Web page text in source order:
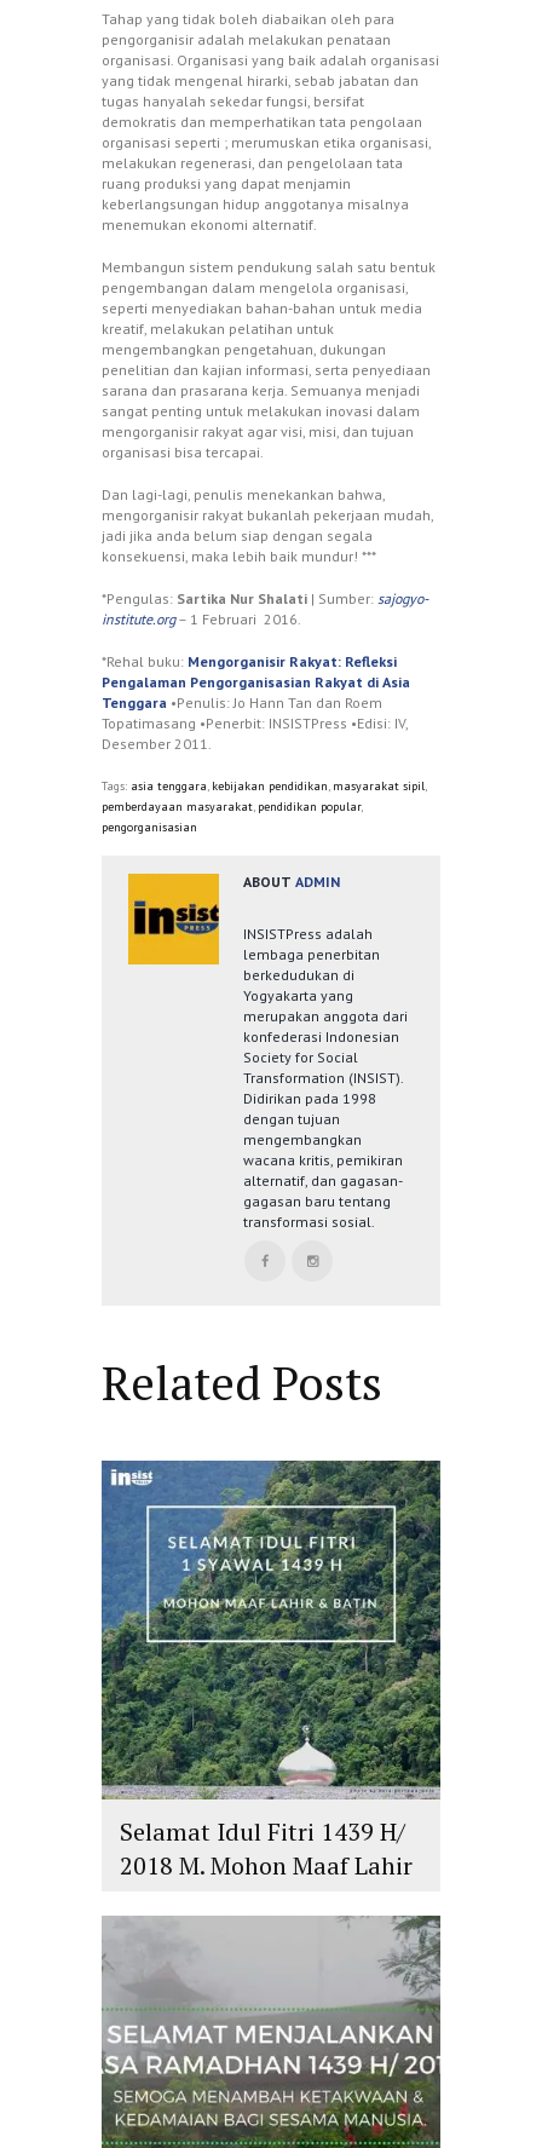
Tahap yang tidak boleh diabaikan oleh para
pengorganisir adalah melakukan penataan
organisasi. Organisasi yang baik adalah organisasi
yang tidak mengenal hirarki, sebab jabatan dan
tugas hanyalah sekedar fungsi, bersifat
demokratis dan memperhatikan tata pengolaan
organisasi seperti ; merumuskan etika organisasi,
melakukan regenerasi, dan pengelolaan tata
ruang produksi yang dapat menjamin
keberlangsungan hidup anggotanya misalnya
menemukan ekonomi alternatif.
Membangun sistem pendukung salah satu bentuk
pengembangan dalam mengelola organisasi,
seperti menyediakan bahan-bahan untuk media
kreatif, melakukan pelatihan untuk
mengembangkan pengetahuan, dukungan
penelitian dan kajian informasi, serta penyediaan
sarana dan prasarana kerja. Semuanya menjadi
sangat penting untuk melakukan inovasi dalam
mengorganisir rakyat agar visi, misi, dan tujuan
organisasi bisa tercapai.
Dan lagi-lagi, penulis menekankan bahwa,
mengorganisir rakyat bukanlah pekerjaan mudah,
jadi jika anda belum siap dengan segala
konsekuensi, maka lebih baik mundur! ***
*Pengulas: Sartika Nur Shalati | Sumber: sajogyo-
institute.org– 1 Februari 2016.
*Rehal buku: Mengorganisir Rakyat: Refleksi
Pengalaman Pengorganisasian Rakyat di Asia
Tenggara •Penulis: Jo Hann Tan dan Roem
Topatimasang •Penerbit: INSISTPress •Edisi: IV,
Desember 2011.
Tags: asia tenggara, kebijakan pendidikan, masyarakat sipil
pemberdayaan masyarakat, pendidikan popular,
pengorganisasian
ABOUTADMIN
INSISTPress adalah
lembaga penerbitan
berkedudukan di
Yogyakarta yang
merupakan anggota dari
konfederasi Indonesian
Society for Social
Transformation (INSIST).
Didirikan pada 1998
dengan tujuan
mengembangkan
wacana kritis, pemikiran
alternatif, dan gagasan-
gagasan baru tentang
transformasi sosial.
Related Posts
Selamat Idul Fitri 1439 H/
2018 M. Mohon Maaf Lahir